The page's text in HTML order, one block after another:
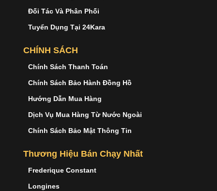
Đối Tác Và Phân Phối
Tuyển Dụng Tại 24Kara
CHÍNH SÁCH
Chính Sách Thanh Toán
Chính Sách Bảo Hành Đồng Hồ
Hướng Dẫn Mua Hàng
Dịch Vụ Mua Hàng Từ Nước Ngoài
Chính Sách Bảo Mật Thông Tin
Thương Hiệu Bán Chạy Nhất
Frederique Constant
Longines